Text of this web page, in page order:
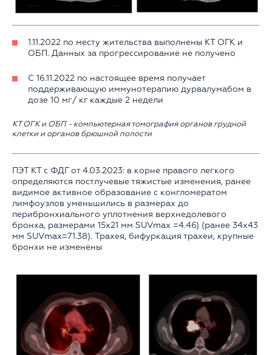
1.11.2022 по месту жительства выполнены КТ ОГК и
ОБП. Данных за прогрессирование не получено
С 16.11.2022 по настоящее время получает
поддерживающую иммунотерапию дурвалумабом в
дозе 10 мг/ кг каждые 2 недели
КТ ОГК и ОБП - компьютерная томография органов грудной
клетки и органов брюшной полости
ПЭТ КТ с ФДГ от 4.03.2023: в корне правого легкого
определяются постлучевые тяжистые изменения, ранее
видимое активное образование с конгломератом
лимфоузлов уменьшились в размерах до
перибронхиального уплотнения верхнедолевого
бронха, размерами 15х21 мм SUVmax =4.46) (ранее 34х43
мм SUVmax=71.38). Трахея, бифуркация трахеи, крупные
бронхи не изменены